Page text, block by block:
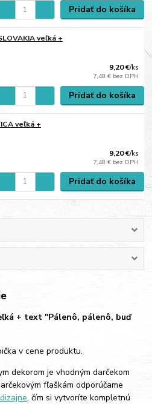
Pridať do košíka
veľká +
9,20 €/ks
7,48 € bez DPH
Pridať do košíka
veľká +
9,20 €/ks
7,48 € bez DPH
Pridať do košíka
+ text "Pálenô, pálenô, buď
v cene produktu.
dekorom je vhodným darčekom
fľaškám odporúčame
, čím si vytvoríte kompletnú